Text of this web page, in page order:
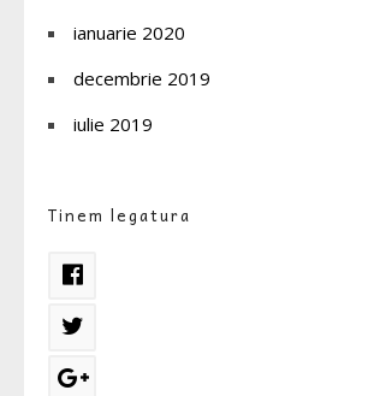
ianuarie 2020
decembrie 2019
iulie 2019
Tinem legatura